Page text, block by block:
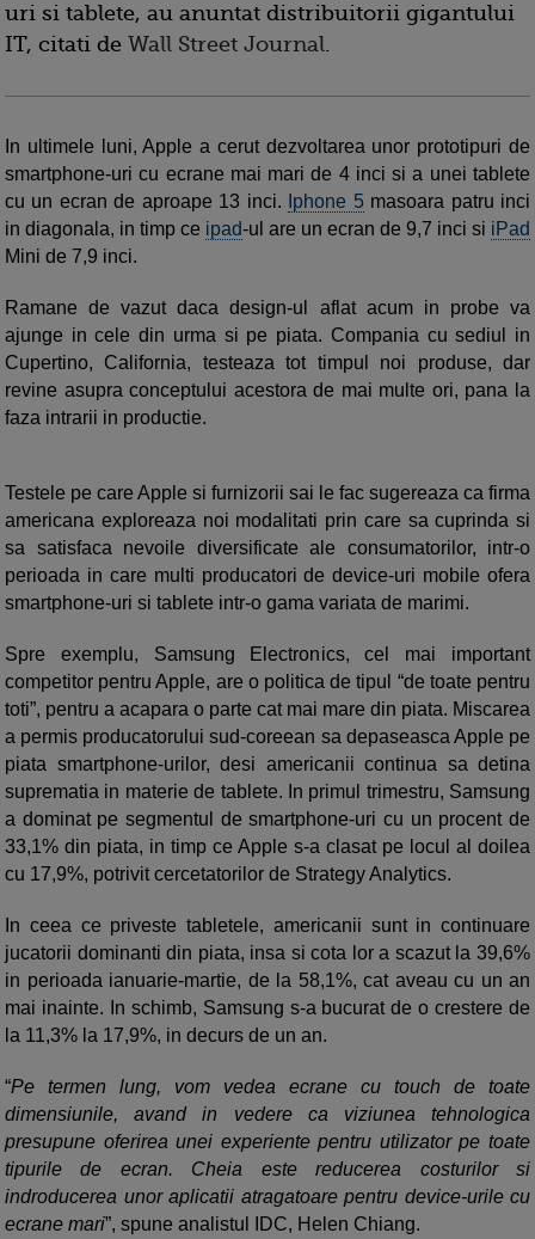
uri si tablete, au anuntat distribuitorii gigantului
IT, citati de Wall Street Journal.
In ultimele luni, Apple a cerut dezvoltarea unor prototipuri de
smartphone-uri cu ecrane mai mari de 4 inci si a unei tablete
cu un ecran de aproape 13 inci.
Iphone 5 masoara patru inci
in diagonala, in timp ce ipad-ul are un ecran de 9,7 inci si iPad
Mini de 7,9 inci.
Ramane de vazut daca design-ul aflat acum in probe va
ajunge in cele din urma si pe piata. Compania cu sediul in
Cupertino, California, testeaza tot timpul noi produse, dar
revine asupra conceptului acestora de mai multe ori, pana la
faza intrarii in productie.
Testele pe care Apple si furnizorii sai le fac sugereaza ca firma
americana exploreaza noi modalitati prin care sa cuprinda si
sa satisfaca nevoile diversificate ale consumatorilor, intr-o
perioada in care multi producatori de device-uri mobile ofera
smartphone-uri si tablete intr-o gama variata de marimi.
Spre exemplu, Samsung Electronics, cel mai important
competitor pentru Apple, are o politica de tipul “de toate pentru
toti”, pentru a acapara o parte cat mai mare din piata. Miscarea
a permis producatorului sud-coreean sa depaseasca Apple pe
piata smartphone-urilor, desi americanii continua sa detina
suprematia in materie de tablete. In primul trimestru, Samsung
a dominat pe segmentul de smartphone-uri cu un procent de
33,1% din piata, in timp ce Apple s-a clasat pe locul al doilea
cu 17,9%, potrivit cercetatorilor de Strategy Analytics.
In ceea ce priveste tabletele, americanii sunt in continuare
jucatorii dominanti din piata, insa si cota lor a scazut la 39,6%
in perioada ianuarie-martie, de la 58,1%, cat aveau cu un an
mai inainte. In schimb, Samsung s-a bucurat de o crestere de
la 11,3% la 17,9%, in decurs de un an.
“Pe termen lung, vom vedea ecrane cu touch de toate
dimensiunile, avand in vedere ca viziunea tehnologica
presupune oferirea unei experiente pentru utilizator pe toate
tipurile de ecran. Cheia este reducerea costurilor si
indroducerea unor aplicatii atragatoare pentru device-urile cu
ecrane mari”, spune analistul IDC, Helen Chiang.